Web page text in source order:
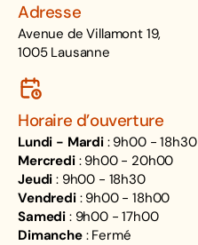
Adresse
Avenue de Villamont 19,
1005 Lausanne
Horaire d’ouverture
Lundi - Mardi: 9h00 - 18h30
Mercredi: 9h00 - 20h00
Jeudi : 9h00 - 18h30
Vendredi: 9h00 - 18h00
Samedi : 9h00 - 17h00
Dimanche: Fermé